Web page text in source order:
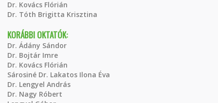
Dr. Kovács Flórián
Dr. Tóth Brigitta Krisztina
KORÁBBI OKTATÓK:
Dr. Ádány Sándor
Dr. Bojtár Imre
Dr. Kovács Flórián
Sárosiné Dr. Lakatos Ilona Éva
Dr. Lengyel András
Dr. Nagy Róbert